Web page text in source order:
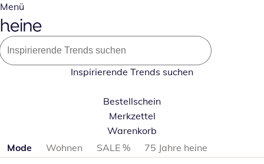
Menü
Inspirierende Trends suchen
Bestellschein
Merkzettel
Warenkorb
Produktkategorien überspringen
Mode Wohnen SALE %
75 Jahre heine